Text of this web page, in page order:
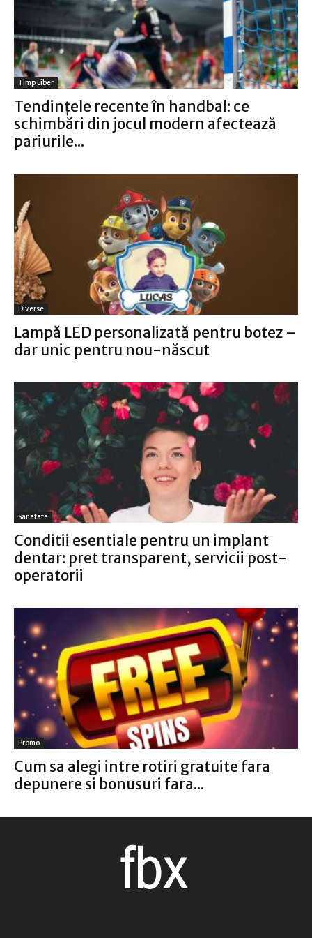
Timp Liber
Tendințele recente în handbal: ce
schimbări din jocul modern afectează
pariurile...
Diverse
Lampă LED personalizată pentru botez –
dar unic pentru nou-născut
Sanatate
Conditii esentiale pentru un implant
dentar: pret transparent, servicii post-
operatorii
Promo
Cum sa alegi intre rotiri gratuite fara
depunere si bonusuri fara...